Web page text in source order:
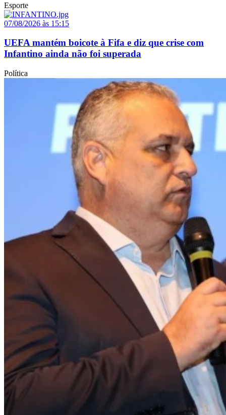
Esporte
07/08/2026 às 15:15
UEFA mantém boicote à Fifa e diz que crise com
Infantino ainda não foi superada
Política